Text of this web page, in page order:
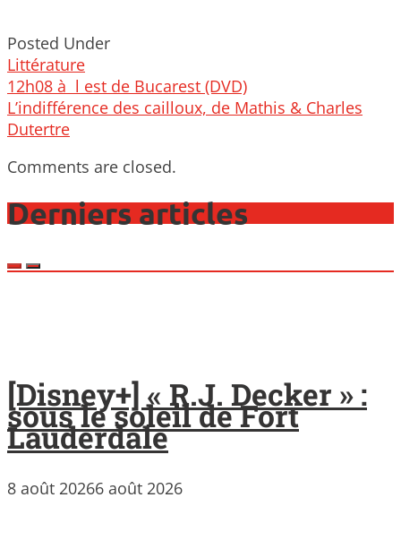
Posted Under
Littérature
Post
navigation
12h08 à l est de Bucarest (DVD)
L’indifférence des cailloux, de Mathis & Charles
Dutertre
Comments are closed.
Derniers articles
[Disney+] « R.J. Decker » :
sous le soleil de Fort
Lauderdale
8 août 20266 août 2026